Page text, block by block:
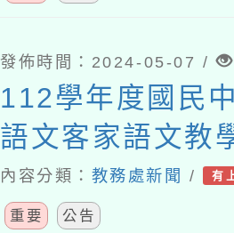
發佈時間：2024-05-07 /
112學年度國民
語文客家語文教
人員（現職及退
證計畫
內容分類： 教務處新聞 / 有
重要 公告